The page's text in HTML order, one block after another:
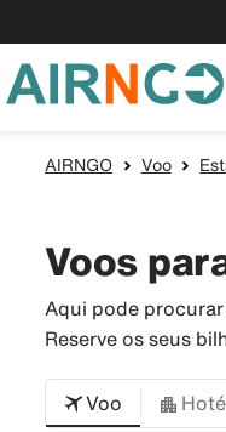
AIRNGO Voo
Voos
Aqui pode
Reserve os seus
Voo